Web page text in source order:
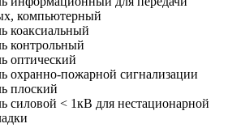
компьютерный
коаксиальный
контрольный
оптический
охранно-пожарной сигнализации
плоский
силовой < 1кВ для нестационарной